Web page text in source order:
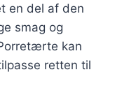
en del af den
smag og
kan
retten til